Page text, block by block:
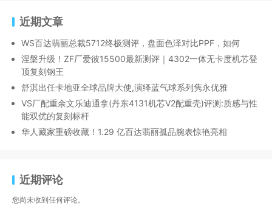
近期文章
WS百达翡丽总裁5712终极测评，盘面色泽对比PPF，如何
涅槃升级！ZF厂爱彼15500最新测评｜4302一体无卡度机芯登
顶复刻钢王
舒淇出任卡地亚全球品牌大使,演绎蓝气球系列隽永优雅
VS厂配重余文乐迪通拿(丹东4131机芯V2配重壳)评测:质感与性
能双优的复刻标杆
华人藏家重磅收藏！1.29 亿百达翡丽孤品腕表惊艳亮相
近期评论
您尚未收到任何评论。